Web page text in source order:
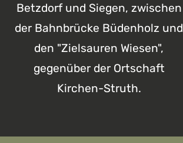
Betzdorf und Siegen, zwischen
der Bahnbrücke Büdenholz und
den "Zielsauren Wiesen",
gegenüber der Ortschaft
Kirchen-Struth.